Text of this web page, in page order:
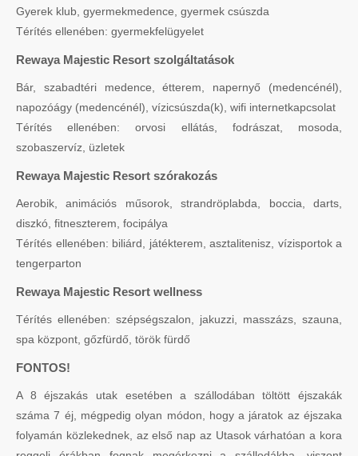
Gyerek klub, gyermekmedence, gyermek csúszda
Térítés ellenében: gyermekfelügyelet
Rewaya Majestic Resort szolgáltatások
Bár, szabadtéri medence, étterem, napernyő (medencénél),
napozóágy (medencénél), vízicsúszda(k), wifi internetkapcsolat
Térítés ellenében: orvosi ellátás, fodrászat, mosoda,
szobaszervíz, üzletek
Rewaya Majestic Resort szórakozás
Aerobik, animációs műsorok, strandröplabda, boccia, darts,
diszkó, fitneszterem, focipálya
Térítés ellenében: biliárd, játékterem, asztalitenisz, vízisportok a
tengerparton
Rewaya Majestic Resort wellness
Térítés ellenében: szépségszalon, jakuzzi, masszázs, szauna,
spa központ, gőzfürdő, török fürdő
FONTOS!
A 8 éjszakás utak esetében a szállodában töltött éjszakák
száma 7 éj, mégpedig olyan módon, hogy a járatok az éjszaka
folyamán közlekednek, az első nap az Utasok várhatóan a kora